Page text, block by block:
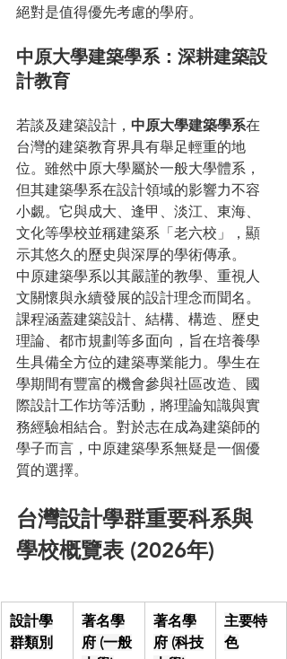
絕對是值得優先考慮的學府。
中原大學建築學系：深耕建築設
計教育
若談及建築設計， 中原大學建築學系在
台灣的建築教育界具有舉足輕重的地
位。雖然中原大學屬於一般大學體系，
但其建築學系在設計領域的影響力不容
小覷。它與成大、逢甲、淡江、東海、
文化等學校並稱建築系「老六校」，顯
示其悠久的歷史與深厚的學術傳承。
中原建築學系以其嚴謹的教學、重視人
文關懷與永續發展的設計理念而聞名。
課程涵蓋建築設計、結構、構造、歷史
理論、都市規劃等多面向，旨在培養學
生具備全方位的建築專業能力。學生在
學期間有豐富的機會參與社區改造、國
際設計工作坊等活動，將理論知識與實
務經驗相結合。對於志在成為建築師的
學子而言，中原建築學系無疑是一個優
質的選擇。
台灣設計學群重要科系與
學校概覽表 (2026年)
設計學
群類別
著名學
府 (一般
著名學
府 (科技
主要特
色